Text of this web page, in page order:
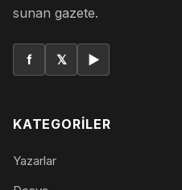
sunan gazete.
f 𝕏 ▶
KATEGORILER
Yazarlar